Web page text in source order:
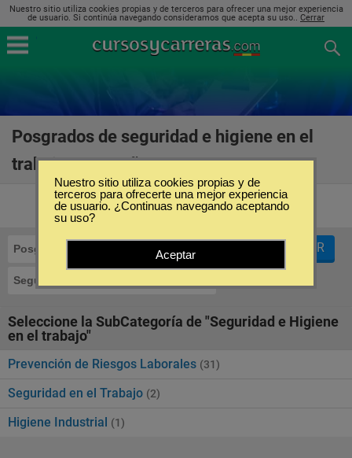
Nuestro sitio utiliza cookies propias y de terceros para ofrecer una mejor experiencia
de usuario. Si continúa navegando consideramos que acepta su uso.. Cerrar
Posgrados de seguridad e higiene en el
trabajo en España
Posgrados
Seguridad e Higiene en el trabajo
FILTRAR
Seleccione la SubCategoría de "Seguridad e Higiene
en el trabajo"
Prevención de Riesgos Laborales (31)
Seguridad en el Trabajo (2)
Higiene Industrial (1)
Nuestro sitio utiliza cookies propias y de
terceros para ofrecerte una mejor experiencia
de usuario. ¿Continuas navegando aceptando
su uso?
Aceptar